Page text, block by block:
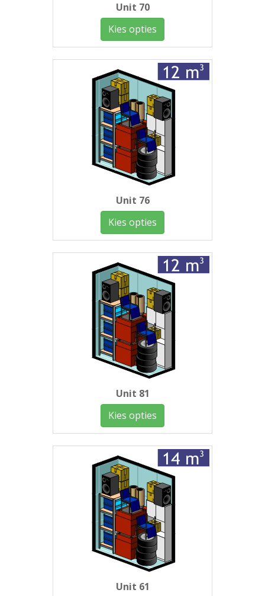
Unit 70
Kies opties
Unit 76
Kies opties
Unit 81
Kies opties
Unit 61